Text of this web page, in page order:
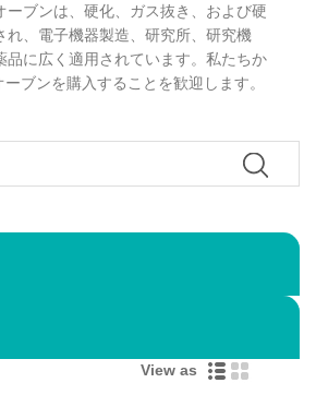
ーブンは、硬化、ガス抜き、および硬
れ、電子機器製造、研究所、研究機
品に広く適用されています。私たちか
ブンを購入することを歓迎します。
View as